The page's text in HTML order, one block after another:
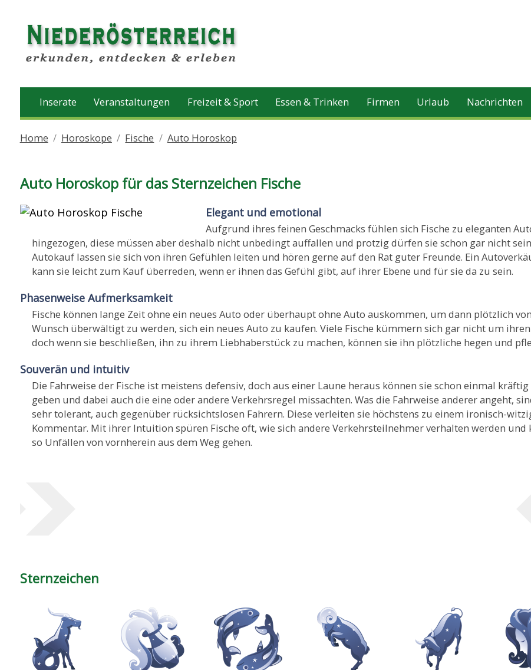
Inserate Veranstaltungen Freizeit & Sport Essen & Trinken Firmen Urlaub Nachrichten
Home Horoskope Fische Auto Horoskop
Auto Horoskop für das Sternzeichen Fische
Elegant und emotional
Aufgrund ihres feinen Geschmacks fühlen sich Fische zu eleganten
hingezogen, diese müssen aber deshalb nicht unbedingt auffallen und protzig dürfen sie schon gar nicht
Autokauf lassen sie sich von ihren Gefühlen leiten und hören gerne auf den Rat guter Freunde. Ein
kann sie leicht zum Kauf überreden, wenn er ihnen das Gefühl gibt, auf ihrer Ebene und für sie da zu sein.
Phasenweise Aufmerksamkeit
Fische können lange Zeit ohne ein neues Auto oder überhaupt ohne Auto auskommen, um dann plötzlich
Wunsch überwältigt zu werden, sich ein neues Auto zu kaufen. Viele Fische kümmern sich gar nicht um ihren
doch wenn sie beschließen, ihn zu ihrem Liebhaberstück zu machen, können sie ihn plötzliche hegen und
Souverän und intuitiv
Die Fahrweise der Fische ist meistens defensiv, doch aus einer Laune heraus können sie schon einmal kräftig
geben und dabei auch die eine oder andere Verkehrsregel missachten. Was die Fahrweise anderer angeht,
sehr tolerant, auch gegenüber rücksichtslosen Fahrern. Diese verleiten sie höchstens zu einem ironisch-
Kommentar. Mit ihrer Intuition spüren Fische oft, wie sich andere Verkehrsteilnehmer verhalten werden und
so Unfällen von vornherein aus dem Weg gehen.
Sternzeichen